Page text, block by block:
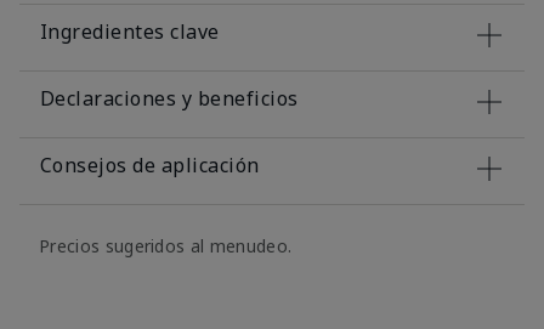
Ingredientes clave
Declaraciones y beneficios
Consejos de aplicación
Precios sugeridos al menudeo.